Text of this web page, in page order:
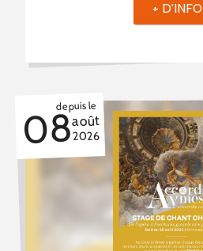
+ D'INFO
depuis le
08août
2026